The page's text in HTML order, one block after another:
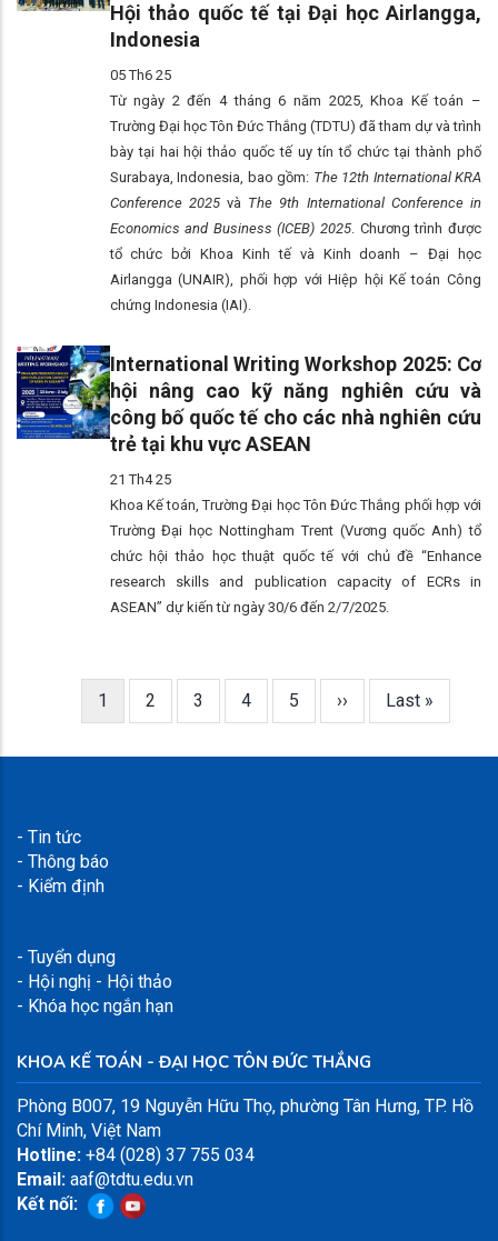
Hội thảo quốc tế tại Đại học Airlangga,
Indonesia
05 Th6 25
Từ ngày 2 đến 4 tháng 6 năm 2025, Khoa Kế toán –
Trường Đại học Tôn Đức Thắng (TDTU) đã tham dự và trình
bày tại hai hội thảo quốc tế uy tín tổ chức tại thành phố
Surabaya, Indonesia, bao gồm: The 12th International KRA
Conference 2025và The 9th International Conference in
Economics and Business (ICEB) 2025. Chương trình được
tổ chức bởi Khoa Kinh tế và Kinh doanh – Đại học
Airlangga (UNAIR), phối hợp với Hiệp hội Kế toán Công
chứng Indonesia (IAI).
International Writing Workshop 2025: Cơ
hội nâng cao kỹ năng nghiên cứu và
công bố quốc tế cho các nhà nghiên cứu
trẻ tại khu vực ASEAN
21 Th4 25
Khoa Kế toán, Trường Đại học Tôn Đức Thắng phối hợp với
Trường Đại học Nottingham Trent (Vương quốc Anh) tổ
chức hội thảo học thuật quốc tế với chủ đề “Enhance
research skills and publication capacity of ECRs in
ASEAN” dự kiến từ ngày 30/6 đến 2/7/2025.
PaginationTrang
thời
1 Trang
2 Trang
3 Trang
4 Trang
5
Next
››
Last
Last »
- Tin tức
- Thông báo
- Kiểm định
- Tuyển dụng
- Hội nghị - Hội thảo
- Khóa học ngắn hạn
KHOA KẾ TOÁN - ĐẠI HỌC TÔN ĐỨC THẮNG
Phòng B007, 19 Nguyễn Hữu Thọ, phường Tân Hưng, TP. Hồ
Chí Minh, Việt Nam
Hotline: +84 (028) 37 755 034
Email: aaf@tdtu.edu.vn
Kết nối: